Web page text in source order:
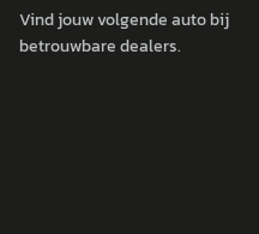
Vind jouw volgende auto bij
betrouwbare dealers.